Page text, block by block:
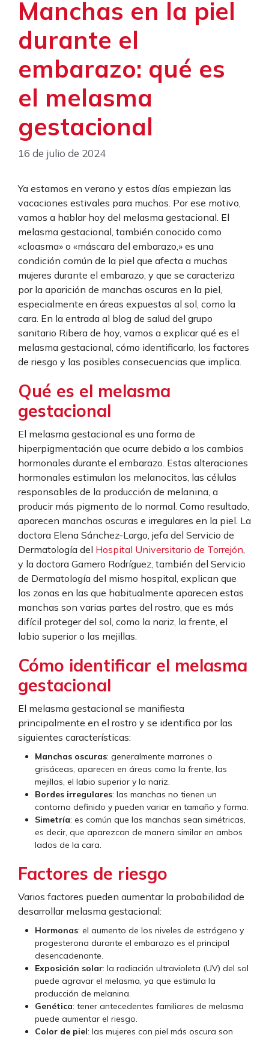
Manchas en la piel
durante el
embarazo: qué es
el melasma
gestacional
16 de julio de 2024
Ya estamos en verano y estos días empiezan las
vacaciones estivales para muchos. Por ese motivo,
vamos a hablar hoy del melasma gestacional. El
melasma gestacional, también conocido como
«cloasma» o «máscara del embarazo,» es una
condición común de la piel que afecta a muchas
mujeres durante el embarazo, y que se caracteriza
por la aparición de manchas oscuras en la piel,
especialmente en áreas expuestas al sol, como la
cara. En la entrada al blog de salud del grupo
sanitario Ribera de hoy, vamos a explicar qué es el
melasma gestacional, cómo identificarlo, los factores
de riesgo y las posibles consecuencias que implica.
Qué es el melasma
gestacional
El melasma gestacional es una forma de
hiperpigmentación que ocurre debido a los cambios
hormonales durante el embarazo. Estas alteraciones
hormonales estimulan los melanocitos, las células
responsables de la producción de melanina, a
producir más pigmento de lo normal. Como resultado,
aparecen manchas oscuras e irregulares en la piel. La
doctora Elena Sánchez-Largo, jefa del Servicio de
Dermatología del Hospital Universitario de Torrejón,
y la doctora Gamero Rodríguez, también del Servicio
de Dermatología del mismo hospital, explican que
las zonas en las que habitualmente aparecen estas
manchas son varias partes del rostro, que es más
difícil proteger del sol, como la nariz, la frente, el
labio superior o las mejillas.
Cómo identificar el melasma
gestacional
El melasma gestacional se manifiesta
principalmente en el rostro y se identifica por las
siguientes características:
Manchas oscuras: generalmente marrones o
grisáceas, aparecen en áreas como la frente, las
mejillas, el labio superior y la nariz.
Bordes irregulares: las manchas no tienen un
contorno definido y pueden variar en tamaño y forma.
Simetría: es común que las manchas sean simétricas,
es decir, que aparezcan de manera similar en ambos
lados de la cara.
Factores de riesgo
Varios factores pueden aumentar la probabilidad de
desarrollar melasma gestacional:
Hormonas: el aumento de los niveles de estrógeno y
progesterona durante el embarazo es el principal
desencadenante.
Exposición solar: la radiación ultravioleta (UV) del sol
puede agravar el melasma, ya que estimula la
producción de melanina.
Genética: tener antecedentes familiares de melasma
puede aumentar el riesgo.
Color de piel: las mujeres con piel más oscura son